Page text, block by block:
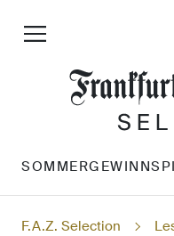
F.A.Z. Selection